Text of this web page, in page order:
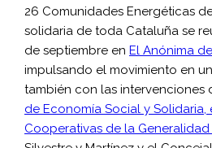
26 Comunidades Energéticas
solidaria de toda Cataluña se
de septiembre en El Anónima
impulsando el movimiento en
también con las intervenciones
de Economía Social y Solidaria,
Cooperativas de la